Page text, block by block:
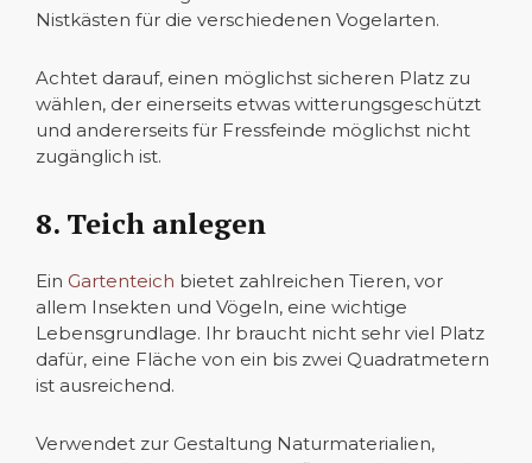
Nistkästen für die verschiedenen Vogelarten.
Achtet darauf, einen möglichst sicheren Platz zu
wählen, der einerseits etwas witterungsgeschützt
und andererseits für Fressfeinde möglichst nicht
zugänglich ist.
8. Teich anlegen
Ein Gartenteich bietet zahlreichen Tieren, vor
allem Insekten und Vögeln, eine wichtige
Lebensgrundlage. Ihr braucht nicht sehr viel Platz
dafür, eine Fläche von ein bis zwei Quadratmetern
ist ausreichend.
Verwendet zur Gestaltung Naturmaterialien,